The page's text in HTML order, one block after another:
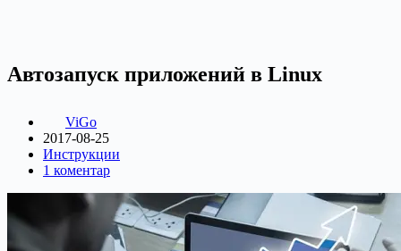
Автозапуск приложений в Linux
ViGo
2017-08-25
Инструкции
1 коментар